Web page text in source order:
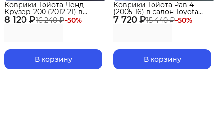
8 120 ₽16 240 ₽−50%
Коврики Тойота Ленд
Крузер-200 (2012-21) в
салон Toyota LC-200 с
бортиками, эва, eva
В корзину
7 720 ₽15 440 ₽−50%
Коврики Тойота Рав 4
(2005-16) в салон Toyota
(XA30) с бортиками, эва,
eva
В корзину